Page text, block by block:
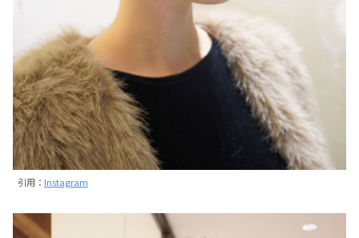
引用： Instagram